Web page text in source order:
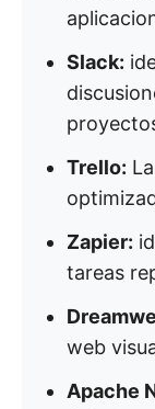
Slack:
Trello:
Zapier:
tareas
web
Apache